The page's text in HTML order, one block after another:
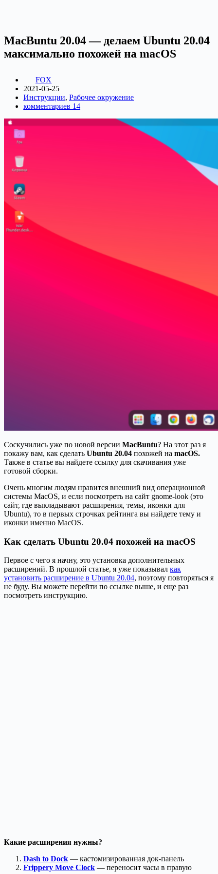
MacBuntu 20.04 — делаем Ubuntu 20.04
максимально похожей на macOS
FOX
2021-05-25
Инструкции, Рабочее окружение
комментариев 14
Соскучились уже по новой версии MacBuntu? На этот раз я
покажу вам, как сделать Ubuntu 20.04 похожей на macOS.
Также в статье вы найдете ссылку для скачивания уже
готовой сборки.
Очень многим людям нравится внешний вид операционной
системы MacOS, и если посмотреть на сайт gnome-look (это
сайт, где выкладывают расширения, темы, иконки для
Ubuntu), то в первых строчках рейтинга вы найдете тему и
иконки именно MacOS.
Как сделать Ubuntu 20.04 похожей на macOS
Первое с чего я начну, это установка дополнительных
расширений. В прошлой статье, я уже показывал как
установить расширение в Ubuntu 20.04, поэтому повторяться я
не буду. Вы можете перейти по ссылке выше, и еще раз
посмотреть инструкцию.
Какие расширения нужны?
Dash to Dock — кастомизированная док-панель
Frippery Move Clock — переносит часы в правую